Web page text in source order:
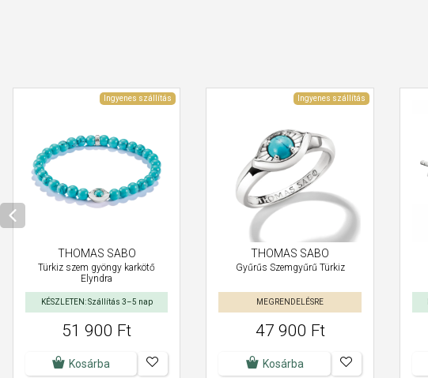
Ingyenes szállítás
THOMAS SABO
Türkiz szem gyöngy karkötő
Elyndra
KÉSZLETEN: Szállítás 3–5 nap
51 900 Ft
Kosárba
Ingyenes szállítás
THOMAS SABO
Gyűrűs Szemgyűrű Türkiz
MEGRENDELÉSRE
47 900 Ft
Kosárba